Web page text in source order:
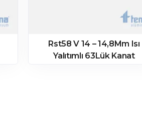
Rst58 V 14 – 14,8Mm Isı
Yalıtımlı 63Lük Kanat